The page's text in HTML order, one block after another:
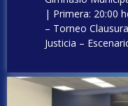
| Primera: 20:00
– Torneo
Justicia –